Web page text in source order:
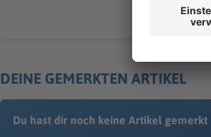
DEINE GEMERKTEN ARTIKEL
Du hast dir noch keine Artikel gemerkt